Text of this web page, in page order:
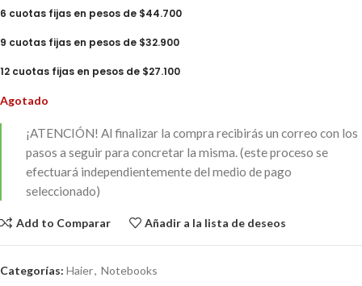
6 cuotas fijas en pesos de $44.700
9 cuotas fijas en pesos de $32.900
12 cuotas fijas en pesos de $27.100
Agotado
¡ATENCIÓN! Al finalizar la compra recibirás un correo con los
pasos a seguir para concretar la misma. (este proceso se
efectuará independientemente del medio de pago
seleccionado)
Add to Comparar Añadir a la lista de deseos
Categorías: Haier, Notebooks